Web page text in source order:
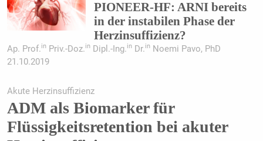
PIONEER-HF: ARNI bereits
in der instabilen Phase der
Herzinsuffizienz?
Ap. Prof.inPriv.-Doz.inDipl.-Ing.inDr.inNoemi Pavo, PhD
21.10.2019
Akute Herzinsuffizienz
ADM als Biomarker für
Flüssigkeitsretention bei akuter